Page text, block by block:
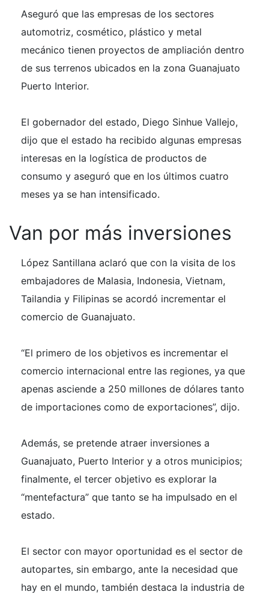
Aseguró que las empresas de los sectores
automotriz, cosmético, plástico y metal
mecánico tienen proyectos de ampliación dentro
de sus terrenos ubicados en la zona Guanajuato
Puerto Interior.
El gobernador del estado, Diego Sinhue Vallejo,
dijo que el estado ha recibido algunas empresas
interesas en la logística de productos de
consumo y aseguró que en los últimos cuatro
meses ya se han intensificado.
Van por más inversiones
López Santillana aclaró que con la visita de los
embajadores de Malasia, Indonesia, Vietnam,
Tailandia y Filipinas se acordó incrementar el
comercio de Guanajuato.
“El primero de los objetivos es incrementar el
comercio internacional entre las regiones, ya que
apenas asciende a 250 millones de dólares tanto
de importaciones como de exportaciones”, dijo.
Además, se pretende atraer inversiones a
Guanajuato, Puerto Interior y a otros municipios;
finalmente, el tercer objetivo es explorar la
“mentefactura” que tanto se ha impulsado en el
estado.
El sector con mayor oportunidad es el sector de
autopartes, sin embargo, ante la necesidad que
hay en el mundo, también destaca la industria de